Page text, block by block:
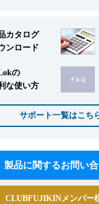
カタログ
ンロード
の
な使い方
サポート一覧はこち
製品に関するお問い
CLUBFUJIKINメンバー